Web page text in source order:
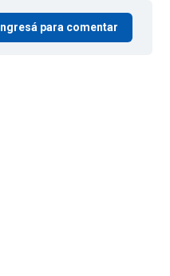
Ingresá para comentar